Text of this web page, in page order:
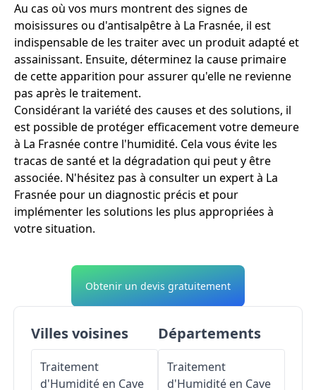
Au cas où vos murs montrent des signes de
moisissures ou d'antisalpêtre à La Frasnée, il est
indispensable de les traiter avec un produit adapté et
assainissant. Ensuite, déterminez la cause primaire
de cette apparition pour assurer qu'elle ne revienne
pas après le traitement.
Considérant la variété des causes et des solutions, il
est possible de protéger efficacement votre demeure
à La Frasnée contre l'humidité. Cela vous évite les
tracas de santé et la dégradation qui peut y être
associée. N'hésitez pas à consulter un expert à La
Frasnée pour un diagnostic précis et pour
implémenter les solutions les plus appropriées à
votre situation.
Obtenir un devis gratuitement
Villes voisines
Traitement
d'Humidité en Cave
Départements
Traitement
d'Humidité en Cave